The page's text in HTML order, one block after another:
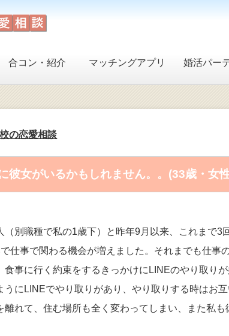
合コン・紹介 マッチングアプリ 婚活パー
の恋愛相談
彼女がいるかもしれません。。(33歳・女性
（別職種で私の1歳下）と昨年9月以来、これまで
仕事で関わる機会が増えました。それまでも仕事
食事に行く約束をするきっかけにLINEのやり取り
うにLINEでやり取りがあり、やり取りする時はお
離れて、住む場所も全く変わってしまい、また私